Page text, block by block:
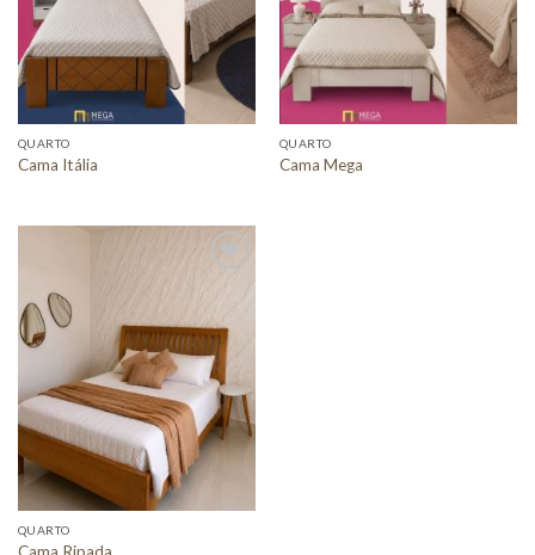
QUARTO
Cama Itália
QUARTO
Cama Mega
a lista de
QUARTO
Cama Ripada